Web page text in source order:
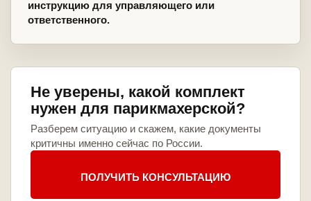
инструкцию для управляющего или
ответственного.
Не уверены, какой комплект
нужен для парикмахерской?
Разберем ситуацию и скажем, какие документы
критичны именно сейчас по России.
ПОЛУЧИТЬ КОНСУЛЬТАЦИЮ